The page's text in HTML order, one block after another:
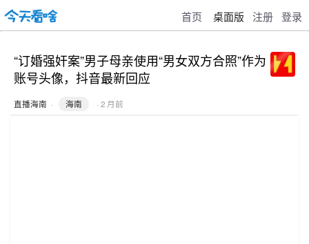
首页 桌面版 注册 登录
“订婚强奸案”男子母亲使用“男女双方合照”作为
账号头像，抖音最新回应
直播海南 · 海南 · 2 月前